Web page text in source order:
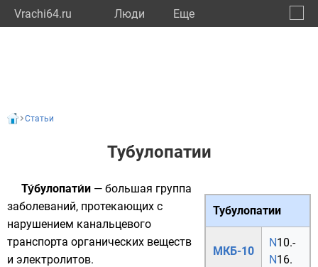
Vrachi64.ru Люди Eще
Статьи
Тубулопатии
Тубулопатии
МКБ-10
N10.-
N16.
Ту́булопати́и — большая группа
заболеваний, протекающих с
нарушением канальцевого
транспорта органических веществ
и электролитов.